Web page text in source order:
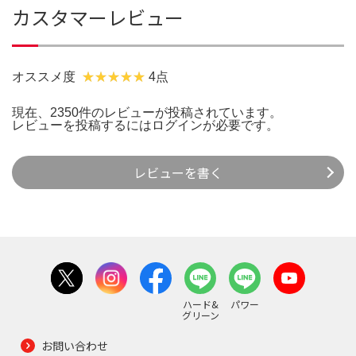
カスタマーレビュー
オススメ度 4点
現在、2350件のレビューが投稿されています。
レビューを投稿するには ログインが必要です。
レビューを書く
ハード&
グリーン
パワー
お問い合わせ